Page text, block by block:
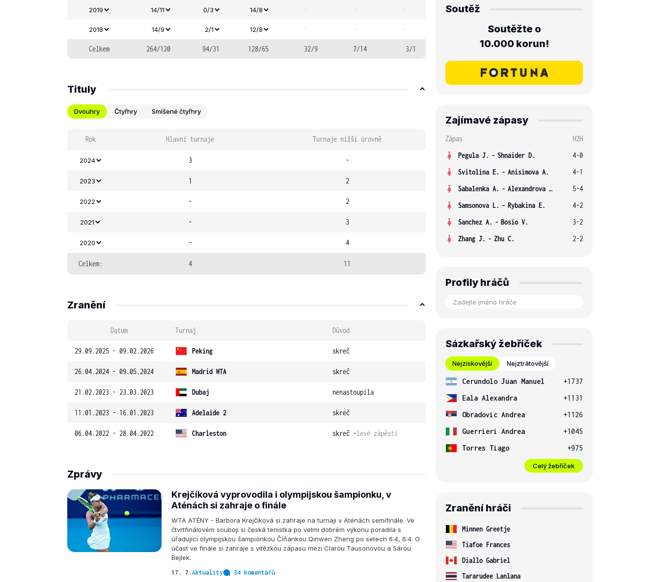
2019 14/11 0/3 14/8 - - -
2018 14/9 2/1 12/8 - - -
Celkem 264/120 94/31 128/65 32/9 7/14 3/1
Tituly
Dvouhry Čtyřhry Smíšené čtyřhry
Rok Hlavní turnaje Turnaje nižší úrovně
2024 3 -
2023 1 2
2022 - 2
2021 - 3
2020 - 4
Celkem: 4 11
Zranění
Datum Turnaj Důvod
29.09.2025 - 09.02.2026 Peking skreč
26.04.2024 - 09.05.2024 Madrid WTA skreč
21.02.2023 - 23.03.2023 Dubaj nenastoupila
11.01.2023 - 16.01.2023 Adelaide 2 skreč
06.04.2022 - 28.04.2022 Charleston skreč -levé zápěstí
Zprávy
Krejčíková vyprovodila i olympijskou šampionku, v
Aténách si zahraje o finále
WTA ATÉNY - Barbora Krejčíková si zahraje na turnaji v Aténách semifinále. Ve
čtvrtfinálovém souboji si česká tenistka po velmi dobrém výkonu poradila s
úřadující olympijskou šampionkou Číňankou Qinwen Zheng po setech 6:4, 6:4. O
účast ve finále si zahraje s vítězkou zápasu mezi Clarou Tausonovou a Sárou
Bejlek.
17. 7. Aktuality 34 komentářů
Soutěž
Soutěžte o
10.000 korun!
Zajímavé zápasy
Zápas
H2H
Pegula J. - Shnaider D.
4-0
Svitolina E. - Anisimova A.
4-1
Sabalenka A. - Alexandrova E.
5-4
Samsonova L. - Rybakina E.
4-2
Sanchez A. - Bosio V.
3-2
Zhang J. - Zhu C. 2-2
Profily hráčů
Sázkařský žebříček
Nejziskovější Nejztrátovější
Cerundolo Juan Manuel
+1737
Eala Alexandra
+1131
Obradovic Andrea
+1126
Guerrieri Andrea
+1045
Torres Tiago
+975
Celý žebříček
Zranění hráči
Minnen Greetje
Tiafoe Frances
Diallo Gabriel
Tararudee Lanlana